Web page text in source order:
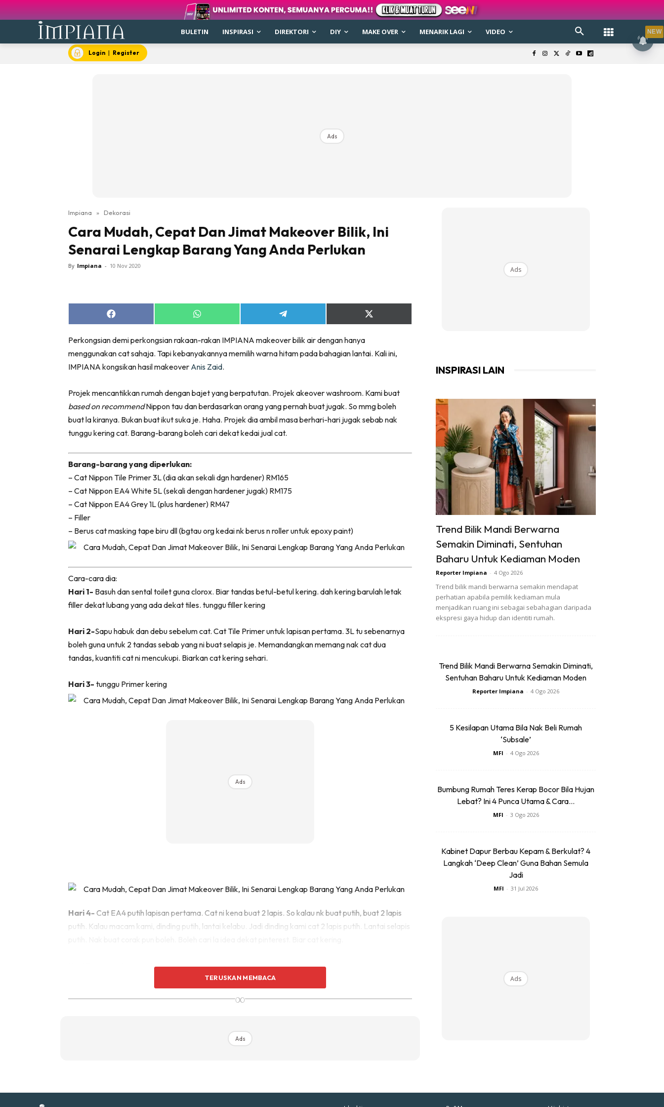
Inspirasi
Bilik Air
Bilik Tidur
Ruang Makan
Ruang Tamu
Interior Design
Landskap
DIY
Bilik Air
Ruang Makan
Make Over
Bilik Air
Dapur
Ruang Makan
Casa Impiana
Impiana Makeover
Destinasi
Hotel
Kafe
Landed
Ilham Impiana Inspirasi Selebriti
Tip Impiana
BULETIN INSPIRASI DIREKTORI DIY MAKE OVER MENARIK LAGI VIDEO
Login | Register
Ads
Impiana » Dekorasi
Cara Mudah, Cepat Dan Jimat Makeover Bilik, Ini
Senarai Lengkap Barang Yang Anda Perlukan
By Impiana - 10 Nov 2020
Share
on
Share
on
Share
on
Share
on
Perkongsian demi perkongsian rakaan-rakan IMPIANA makeover bilik air dengan hanya
menggunakan cat sahaja. Tapi kebanyakannya memilih warna hitam pada bahagian lantai. Kali ini,
IMPIANA kongsikan hasil makeover Anis Zaid.
Projek mencantikkan rumah dengan bajet yang berpatutan. Projek akeover washroom. Kami buat
based on recommendNippon tau dan berdasarkan orang yang pernah buat jugak. So mmg boleh
buat la kiranya. Bukan buat ikut suka je. Haha. Projek dia ambil masa berhari-hari jugak sebab nak
tunggu kering cat. Barang-barang boleh cari dekat kedai jual cat.
Barang-barang yang diperlukan:
– Cat Nippon Tile Primer 3L (dia akan sekali dgn hardener) RM165
– Cat Nippon EA4 White 5L (sekali dengan hardener jugak) RM175
– Cat Nippon EA4 Grey 1L (plus hardener) RM47
– Filler
– Berus cat masking tape biru dll (bgtau org kedai nk berus n roller untuk epoxy paint)
Cara-cara dia:
Hari 1- Basuh dan sental toilet guna clorox. Biar tandas betul-betul kering. dah kering barulah letak
filler dekat lubang yang ada dekat tiles. tunggu filler kering
Hari 2-Sapu habuk dan debu sebelum cat. Cat Tile Primer untuk lapisan pertama. 3L tu sebenarnya
boleh guna untuk 2 tandas sebab yang ni buat selapis je. Memandangkan memang nak cat dua
tandas, kuantiti cat ni mencukupi. Biarkan cat kering sehari.
Hari 3- tunggu Primer kering
Ads
Hari 4- Cat EA4 putih lapisan pertama. Cat ni kena buat 2 lapis. So kalau nk buat putih, buat 2 lapis
putih. Kalau macam kami, dinding putih, lantai kelabu. Jadi dinding kami cat 2 lapis putih. Lantai selapis
tunggu 1st layer EA4 kering
Ads
TERUSKAN MEMBACA
∞
Ads
Ads
INSPIRASI LAIN
Trend Bilik Mandi Berwarna
Semakin Diminati, Sentuhan
Baharu Untuk Kediaman Moden
Reporter Impiana - 4 Ogo 2026
Trend bilik mandi berwarna semakin mendapat
perhatian apabila pemilik kediaman mula
menjadikan ruang ini sebagai sebahagian daripada
ekspresi gaya hidup dan identiti rumah.
Trend Bilik Mandi Berwarna Semakin Diminati,
Sentuhan Baharu Untuk Kediaman Moden
Reporter Impiana - 4 Ogo 2026
5 Kesilapan Utama Bila Nak Beli Rumah
‘Subsale’
MFI - 4 Ogo 2026
Bumbung Rumah Teres Kerap Bocor Bila Hujan
Lebat? Ini 4 Punca Utama & Cara...
MFI - 3 Ogo 2026
Kabinet Dapur Berbau Kepam & Berkulat? 4
Langkah ‘Deep Clean’ Guna Bahan Semula
Jadi
MFI - 31 Jul 2026
Ads
NEW